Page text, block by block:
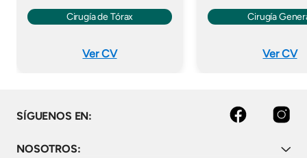
Cirugía de Tórax
Ver CV
Cirugía
Ver CV
SÍGUENOS EN: Facebook Instagram
NOSOTROS: